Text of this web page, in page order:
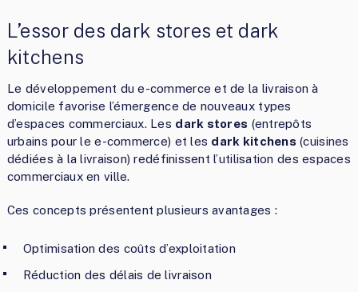
L’essor des dark stores et dark
kitchens
Le développement du e-commerce et de la livraison à
domicile favorise l’émergence de nouveaux types
d’espaces commerciaux. Les dark stores (entrepôts
urbains pour le e-commerce) et les dark kitchens (cuisines
dédiées à la livraison) redéfinissent l’utilisation des espaces
commerciaux en ville.
Ces concepts présentent plusieurs avantages :
Optimisation des coûts d’exploitation
Réduction des délais de livraison